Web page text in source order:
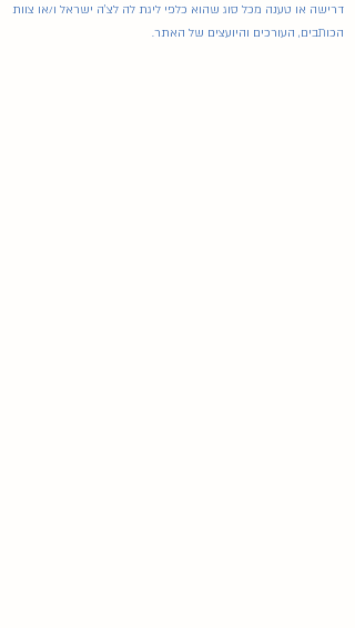
דרישה או טענה מכל סוג שהוא כלפי ליגת לה לצ'ה ישראל ו/או צוות
הכותבים, העורכים והיועצים של האתר.